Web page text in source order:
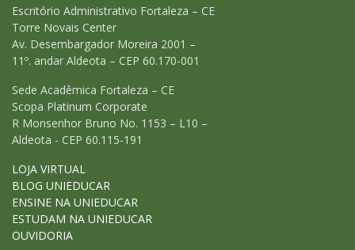
Escritório Administrativo Fortaleza – CE
Torre Novais Center
Av. Desembargador Moreira 2001 –
11º. andar Aldeota – CEP 60.170-001
Sede Acadêmica Fortaleza – CE
Scopa Platinum Corporate
R Monsenhor Bruno No. 1153 – L10 –
Aldeota - CEP 60.115-191
LOJA VIRTUAL
BLOG UNIEDUCAR
ENSINE NA UNIEDUCAR
ESTUDAM NA UNIEDUCAR
OUVIDORIA